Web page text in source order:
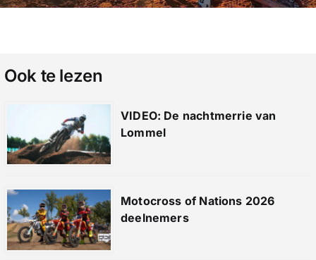
Ook te lezen
VIDEO: De nachtmerrie van
Lommel
Motocross of Nations 2026
deelnemers